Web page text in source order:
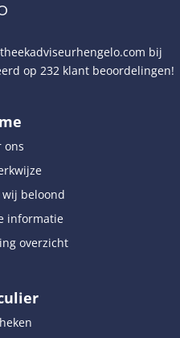
bij
op 232 klant beoordelingen!
ons
beloond
informatie
overzicht